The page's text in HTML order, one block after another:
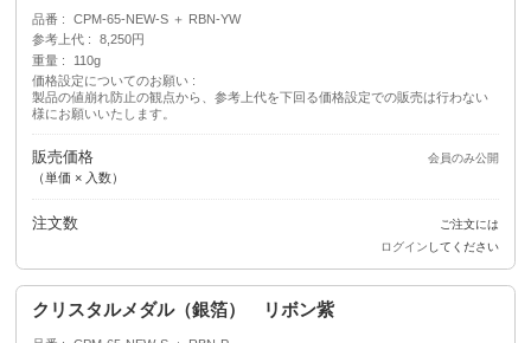
品番
CPM-65-NEW-S ＋ RBN-YW
参考上代
8,250円
重量
110g
価格設定についてのお願い
製品の値崩れ防止の観点から、参考上代を下回る価格設定での販売は行わない
様にお願いいたします。
販売価格
（単価 × 入数）
会員のみ公開
注文数
ご注文には
ログイン してください
クリスタルメダル（銀箔） リボン紫